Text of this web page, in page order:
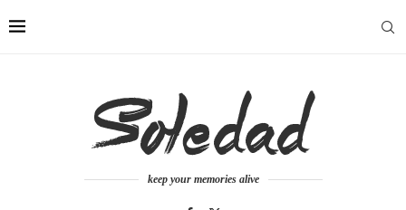
keep your memories alive